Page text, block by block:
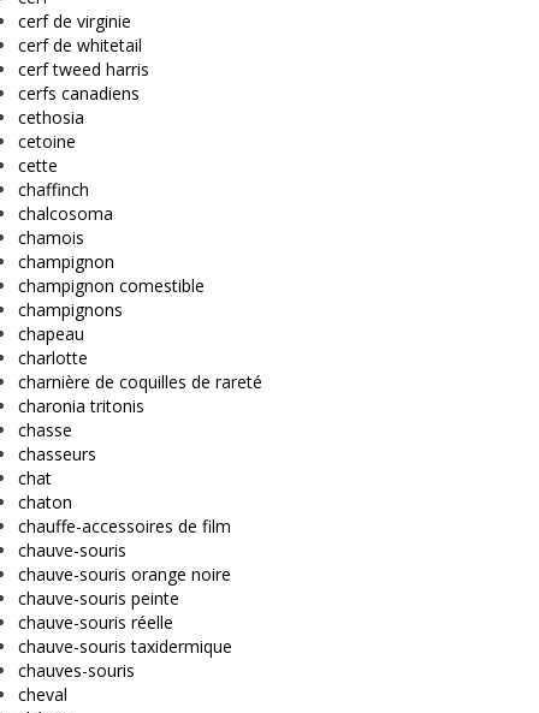
cerf de virginie
cerf de whitetail
cerf tweed harris
cerfs canadiens
cethosia
cetoine
cette
chaffinch
chalcosoma
chamois
champignon
champignon comestible
champignons
chapeau
charlotte
charnière de coquilles de rareté
charonia tritonis
chasse
chasseurs
chat
chaton
chauffe-accessoires de film
chauve-souris
chauve-souris orange noire
chauve-souris peinte
chauve-souris réelle
chauve-souris taxidermique
chauves-souris
cheval